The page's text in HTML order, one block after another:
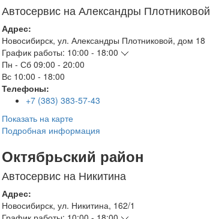
Автосервис на Александры Плотниковой
Адрес:
Новосибирск, ул. Александры Плотниковой, дом 18
График работы: 10:00 - 18:00
Пн - Сб 09:00 - 20:00
Вс 10:00 - 18:00
Телефоны:
+7 (383) 383-57-43
Показать на карте
Подробная информация
Октябрьский район
Автосервис на Никитина
Адрес:
Новосибирск, ул. Никитина, 162/1